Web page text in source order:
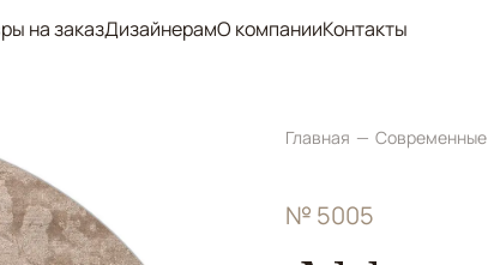
на заказДизайнерамО компанииКонтакты
Главная Современные
№ 5005